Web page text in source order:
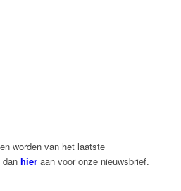
worden van het laatste
dan hieraan voor onze nieuwsbrief.